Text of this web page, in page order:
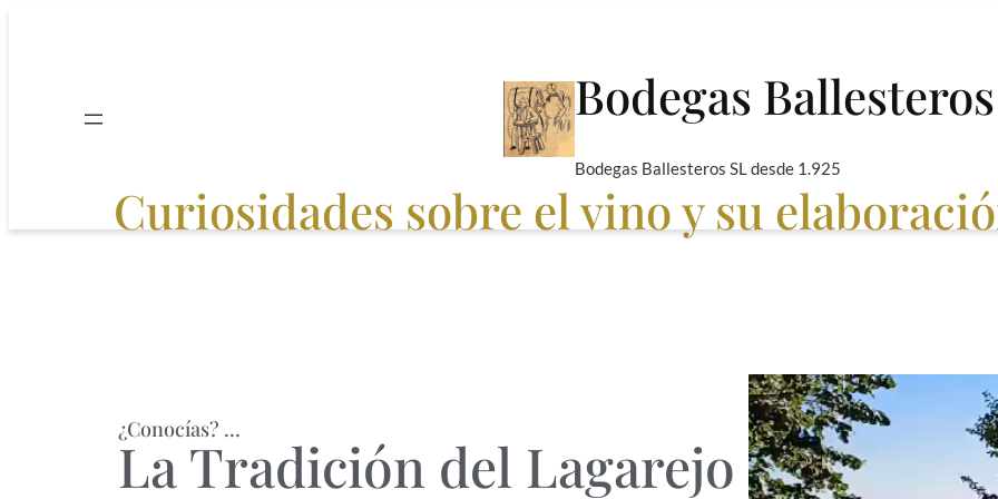
Bodegas Ballesteros
Bodegas Ballesteros SL desde 1.925
Curiosidades sobre el vino y su
¿Conocías? …
La Tradición del Lagarejo